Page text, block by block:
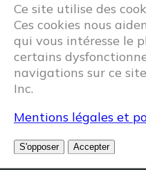
Ce site utilise des
Ces cookies nous
qui vous intéresse le
certains
navigations sur ce
Inc.
Mentions légales et
S'opposer Accepter